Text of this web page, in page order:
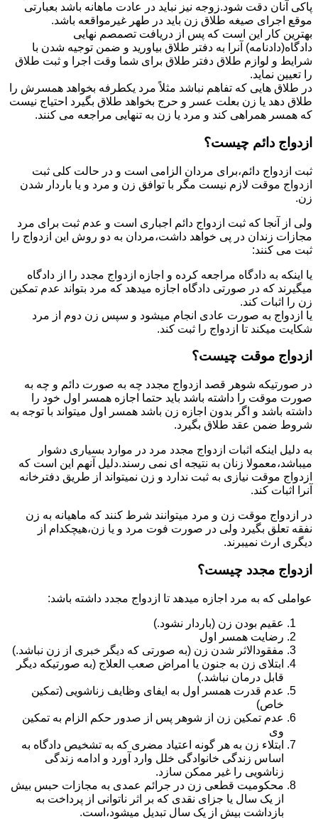
پاکی آنان دقت شود.زوجه نیز نباید در عادت ماهانه باشد بعبارتی
موقع اجرای صیغه طلاق زن باید در طهر غیرمواقعه باشد.
بهترین کار این است که پس از دریافت تصمصم نهایی
دادگاه(دادنامه) آنرا به دفتر طلاق بیاورید و ضمن توجیه شدن با
شرایط و لوازم طلاق دفتر طلاق برای شما وقت اجرا و ثبت طلاق
را تعیین نماید.
در طلاق هایی که تفاهم نباشد مثلاً مرد یکطرفه بخواهد همسرش را
طلاق دهد یا زن بعلت عسر و حرج بخواهد طلاق بگیرد احتیاج نیست
که همسر همراهی کند و مرد یا زن به تنهایی مراجعه می کنند.
ازدواج دائم چیست؟
ثبت ازدواج دائم،برای مردان الزامی است و در حالت کلی ثبت
ازدواج موقت لازم نیست مگر با توافق زن و مرد و یا باردار شدن
زن.
ولی از آنجا که ثبت ازدواج دائم اجباری است و عدم ثبت برای مرد
مجازات زندان در پی خواهد داشت،مردان به دو روش این ازدواج را
ثبت می کنند:
یا اینکه به دادگاه مراجعه کرده و اجازه ازدواج مجدد را از دادگاه
میگیرند که در صورتی دادگاه اجازه میدهد که مرد بتواند عدم تمکین
زن را اثبات کند.
یا ازدواج به صورت عادی انجام میشود و سپس زن دوم از مرد
شکایت میکند تا ازدواج را ثبت کند.
ازدواج موقت چیست؟
در صورتیکه شوهر قصد ازدواج مجدد چه به صورت دائم و چه به
صورت موقت را داشته باشد باید حتما اجازه همسر اول خود را
داشته باشد و اگر بدون اجازه زن باشد همسر اول میتواند با توجه به
شروط ضمن عقد طلاق بگیرد.
به دلیل اینکه اثبات ازدواج مجدد مرد در موارد بسیاری دشوار
میباشد،معمولا زنان به نتیجه ای نمی رسند.دلیل آنهم این است که
ازدواج موقت نیازی به ثبت ندارد و زن نمیتواند از طریق دفترخانه
آنرا اثبات کند.
در ازدواج موقت زن و مرد میتوانند شرط کنند که ماهیانه به زن
نفقه تعلق بگیرد ولی در صورت فوت مرد و یا زن،هیچکدام از
دیگری ارث نمیبرند.
ازدواج مجدد چیست؟
عواملی که به مرد اجازه میدهد تا ازدواج مجدد داشته باشد:
عقیم بودن زن (باردار نشود.)
رضایت همسر اول
مفقودالاثر شدن زن (به صورتی که دیگر خبری از زن نباشد.)
ابتلای زن به جنون یا امراض صعب العلاج (به صورتیکه دیگر
قابل درمان نباشد.)
عدم قدرت همسر اول به ایفای وظایف زناشویی (تمکین
خاص)
عدم تمکین زن از شوهر پس از صدور حکم الزام به تمکین
وی
ابتلاء زن به هر گونه اعتیاد مضری که به تشخیص دادگاه به
اساس زندگی خانوادگی خلل وارد آورد و ادامه زندگی
زناشویی را غیر ممکن سازد.
محکومیت قطعی زن در جرائم عمدی به مجازات حبس بیش
از یک سال یا جزای نقدی که بر اثر ناتوانی از پرداخت به
بازداشت بیش از یک سال تبدیل می‎شود،است.